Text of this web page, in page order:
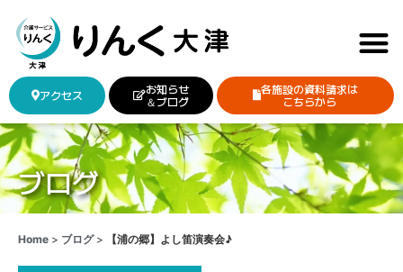
アクセス
お知らせ
＆ブログ
各施設の資料請求は
こちらから
ブログ
Home > ブログ> 【浦の郷】よし笛演奏会♪